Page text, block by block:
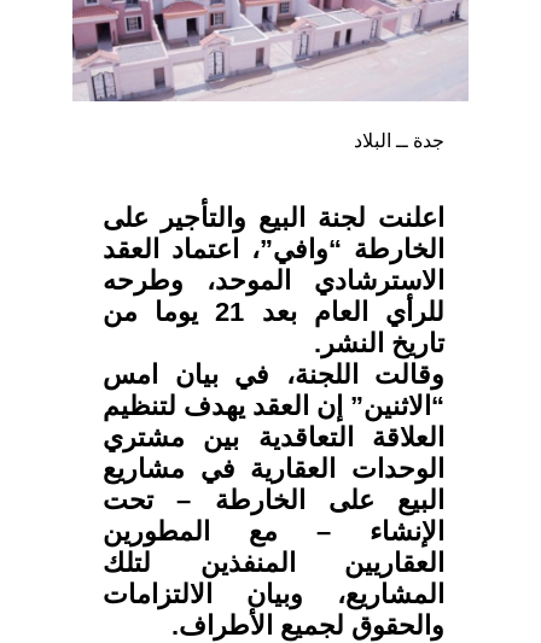
جدة ــ البلاد
اعلنت لجنة البيع والتأجير على
الخارطة “وافي”، اعتماد العقد
الاسترشادي الموحد، وطرحه
للرأي العام بعد 21 يوما من
تاريخ النشر.
وقالت اللجنة، في بيان امس
“الاثنين” إن العقد يهدف لتنظيم
العلاقة التعاقدية بين مشتري
الوحدات العقارية في مشاريع
البيع على الخارطة – تحت
الإنشاء – مع المطورين
العقاريين المنفذين لتلك
المشاريع، وبيان الالتزامات
والحقوق لجميع الأطراف.